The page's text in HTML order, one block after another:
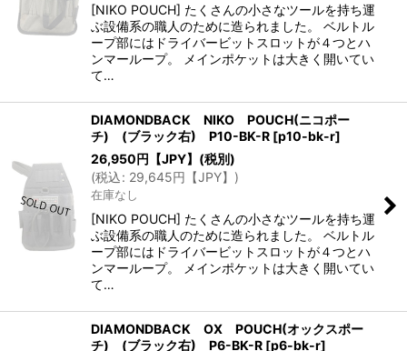
[NIKO POUCH] たくさんの小さなツールを持ち運
ぶ設備系の職人のために造られました。 ベルトル
ープ部にはドライバービットスロットが４つとハ
ンマーループ。 メインポケットは大きく開いてい
て…
DIAMONDBACK NIKO POUCH(ニコポー
チ) (ブラック右) P10-BK-R [p10-bk-r]
26,950円【JPY】 (税別)
(税込: 29,645円【JPY】 )
在庫なし
[NIKO POUCH] たくさんの小さなツールを持ち運
ぶ設備系の職人のために造られました。 ベルトル
ープ部にはドライバービットスロットが４つとハ
ンマーループ。 メインポケットは大きく開いてい
て…
DIAMONDBACK OX POUCH(オックスポー
チ) (ブラック右) P6-BK-R [p6-bk-r]